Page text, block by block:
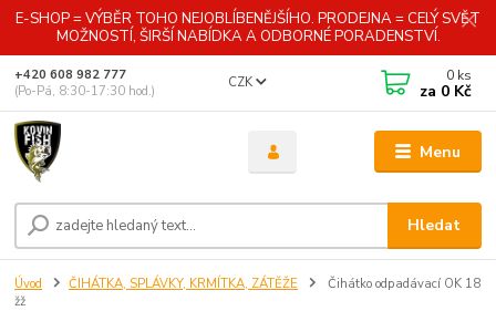
E-SHOP = VÝBĚR TOHO NEJOBLÍBENĚJŠÍHO. PRODEJNA = CELÝ SVĚT
MOŽNOSTÍ, ŠIRŠÍ NABÍDKA A ODBORNÉ PORADENSTVÍ.
Menu
CZK
Hledat
+420 608 982 777
(Po-Pá, 8:30-17:30 hod.)
0 ks
za 0 Kč
Úvod ČIHÁTKA, SPLÁVKY, KRMÍTKA, ZÁTĚŽE
Čihátko odpadávací OK 18
žž